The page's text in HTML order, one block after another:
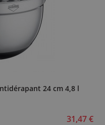
24 cm 4,8 l
31,47 €